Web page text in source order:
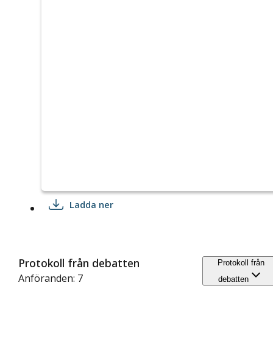
Ladda ner
Protokoll från debatten
Anföranden: 7
Protokoll från
debatten